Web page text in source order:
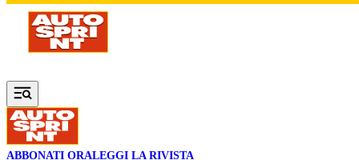
Vai al contenuto principale
ABBONATI ORALEGGI LA RIVISTA